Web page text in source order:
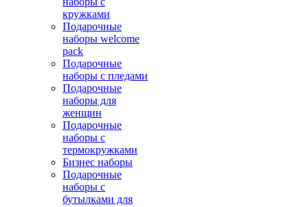
кружками
Подарочные
наборы welcome
pack
Подарочные
наборы с пледами
Подарочные
наборы для
женщин
Подарочные
наборы с
термокружками
Бизнес наборы
Подарочные
наборы с
бутылками для